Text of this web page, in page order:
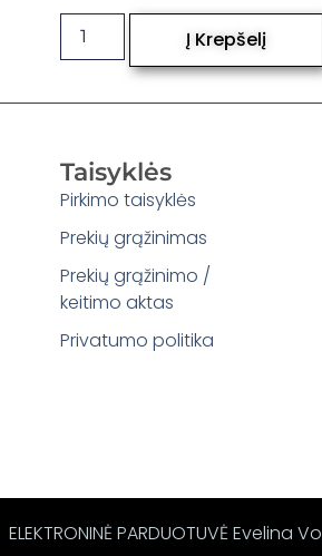
Į Krepšelį
Taisyklės
Pirkimo taisyklės
Prekių grąžinimas
Prekių grąžinimo /
keitimo aktas
Privatumo politika
ELEKTRONINĖ PARDUOTUVĖ